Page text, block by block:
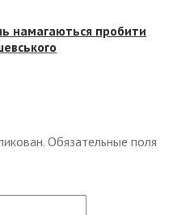
намагаються пробити
Обязательные поля